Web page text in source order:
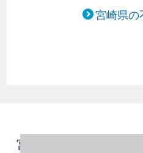
宮崎県の
宮崎県都城市の不動産